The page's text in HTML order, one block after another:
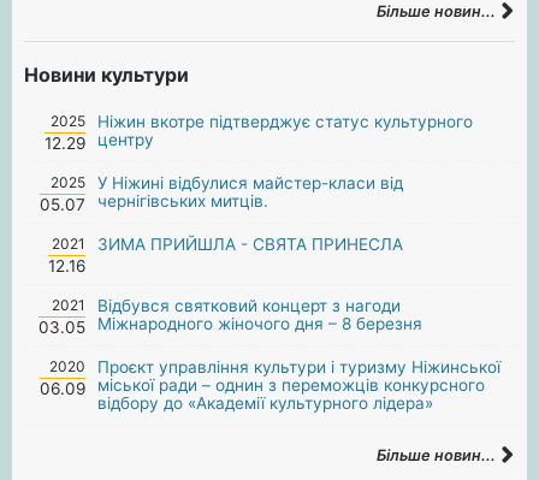
Більше новин...
Новини культури
2025
12.29
Ніжин вкотре підтверджує статус культурного
центру
2025
05.07
У Ніжині відбулися майстер-класи від
чернігівських митців.
2021
12.16
ЗИМА ПРИЙШЛА - СВЯТА ПРИНЕСЛА
2021
03.05
Відбувся святковий концерт з нагоди
Міжнародного жіночого дня – 8 березня
2020
06.09
Проєкт управління культури і туризму Ніжинської
міської ради – однин з переможців конкурсного
відбору до «Академії культурного лідера»
Більше новин...